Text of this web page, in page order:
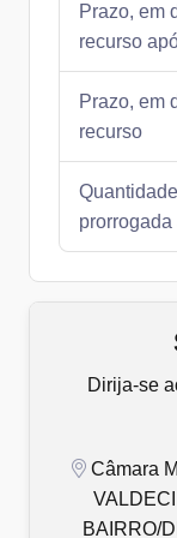
Prazo, em
recurso
Prazo, em
recurso
Dirija-se
Câmara
BAIRRO/